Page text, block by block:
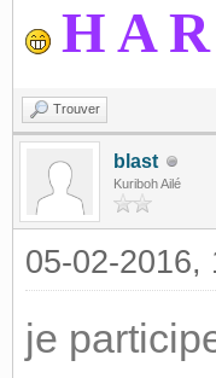
H A
Trouver
blast
Kuriboh Ailé
05-02-2016,
je